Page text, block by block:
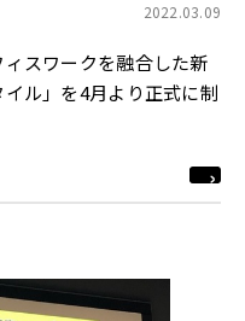
2022.03.09
スワークを融合した新
ル」を4月より正式に制